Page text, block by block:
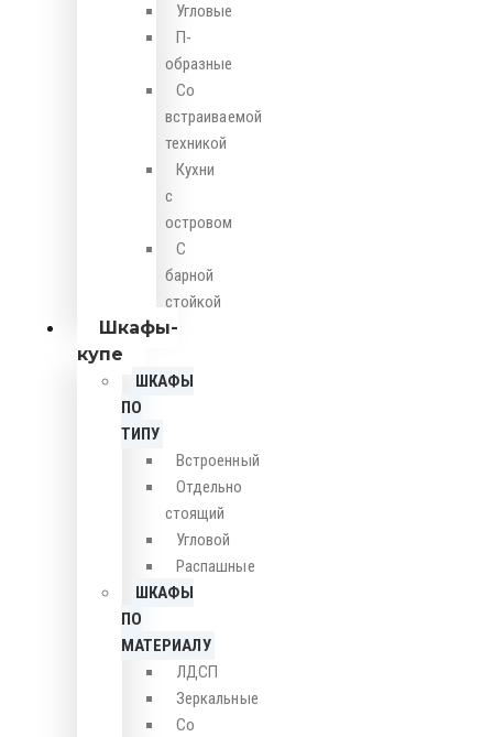
Угловые
П-
образные
Со
встраиваемой
техникой
Кухни
с
островом
С
барной
стойкой
Шкафы-
купе
ШКАФЫ
ПО
ТИПУ
Встроенный
Отдельно
стоящий
Угловой
Распашные
ШКАФЫ
ПО
МАТЕРИАЛУ
ЛДСП
Зеркальные
Со